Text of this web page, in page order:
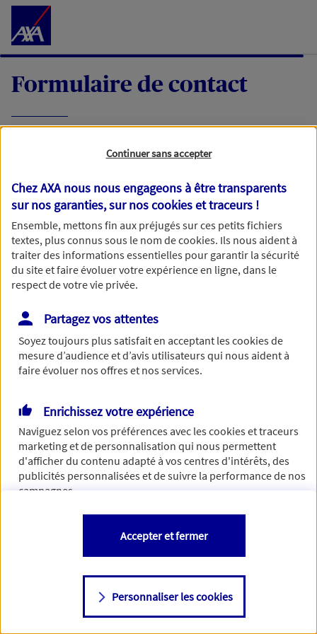
Accéder au Contenu
Formulaire de contact
demande, nous vous répondrons dans les
meilleurs délais par mail ou par téléphone.
Votre message :
Vous disposez de droits sur les informations vous concernant. Pour
plus d’informations,cliquez ici.
Continuer sans accepter
Chez AXA nous nous engageons à être transparents
sur nos garanties, sur noscookies et traceurs !
Ensemble, mettons fin aux préjugés sur ces petits fichiers
textes, plus connus sous le nom decookies. Ils nous aident à
traiter des informations essentielles pour garantir la sécurité
du site et faire évoluer votre expérience en ligne, dans le
respect de votre vie privée.
Partagez vos attentes
Soyez toujours plus satisfait en acceptant lescookiesde
mesure d’audience et d’avis utilisateurs qui nous aident à
faire évoluer nos offres et nos services.
Enrichissez votre expérience
Naviguez selon vos préférences avec lescookies et traceurs
marketing et de personnalisation qui nous permettent
d'afficher du contenu adapté à vos centres d'intérêts, des
publicités personnalisées et de suivre la performance de nos
campagnes.
Vous êtes libre de les accepter, de les refuser comme de
changer d'avis à tout moment en allant sur
Consulter notre politique decookies
Personnaliser les cookies
Accepter et fermer